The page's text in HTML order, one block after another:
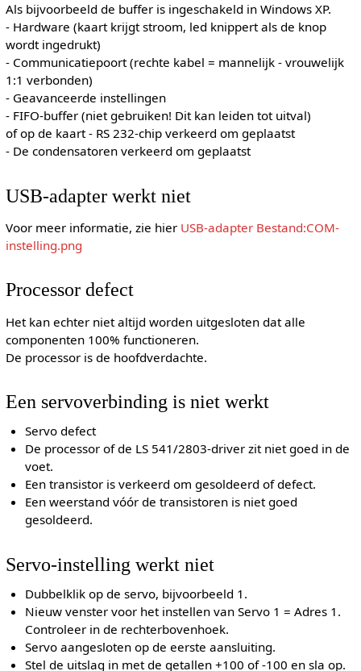
Als bijvoorbeeld de buffer is ingeschakeld in Windows XP.
- Hardware (kaart krijgt stroom, led knippert als de knop
wordt ingedrukt)
- Communicatiepoort (rechte kabel = mannelijk - vrouwelijk
1:1 verbonden)
- Geavanceerde instellingen
- FIFO-buffer (niet gebruiken! Dit kan leiden tot uitval)
of op de kaart - RS 232-chip verkeerd om geplaatst
- De condensatoren verkeerd om geplaatst
USB-adapter werkt niet
Voor meer informatie, zie hier USB-adapter Bestand:COM-
instelling.png
Processor defect
Het kan echter niet altijd worden uitgesloten dat alle
componenten 100% functioneren.
De processor is de hoofdverdachte.
Een servoverbinding is niet werkt
Servo defect
De processor of de LS 541/2803-driver zit niet goed in de
voet.
Een transistor is verkeerd om gesoldeerd of defect.
Een weerstand vóór de transistoren is niet goed
gesoldeerd.
Servo-instelling werkt niet
Dubbelklik op de servo, bijvoorbeeld 1.
Nieuw venster voor het instellen van Servo 1 = Adres 1.
Controleer in de rechterbovenhoek.
Servo aangesloten op de eerste aansluiting.
Stel de uitslag in met de getallen +100 of -100 en sla op.